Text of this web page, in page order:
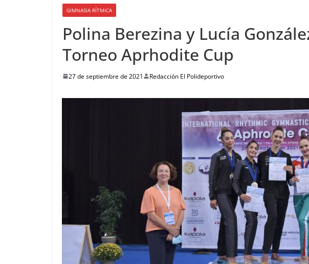
GIMNASIA RÍTMICA
Polina Berezina y Lucía
Torneo Aprhodite Cup
27 de septiembre de 2021 Redacción El Polideportivo